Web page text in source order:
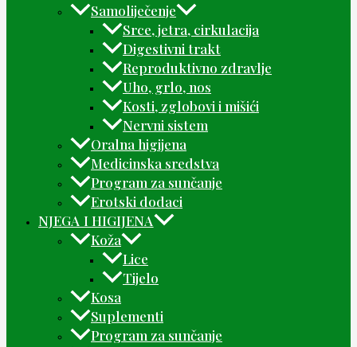
Samoliječenje
Srce, jetra, cirkulacija
Digestivni trakt
Reproduktivno zdravlje
Uho, grlo, nos
Kosti, zglobovi i mišići
Nervni sistem
Oralna higijena
Medicinska sredstva
Program za sunčanje
Erotski dodaci
NJEGA I HIGIJENA
Koža
Lice
Tijelo
Kosa
Suplementi
Program za sunčanje